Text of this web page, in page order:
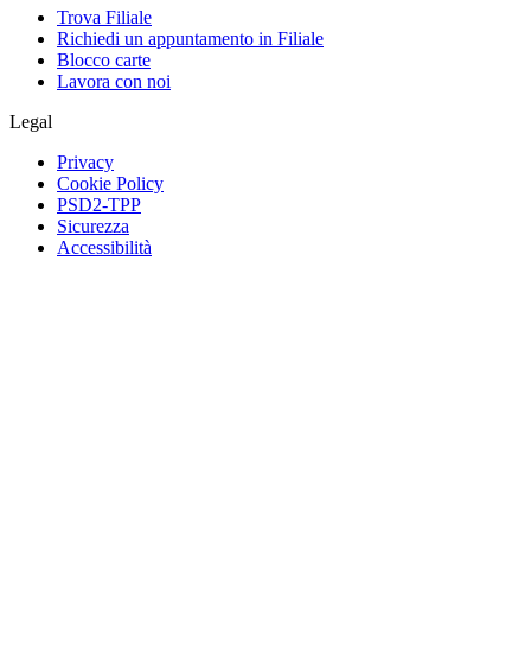
Trova Filiale
Richiedi un appuntamento in Filiale
Blocco carte
Lavora con noi
Legal
Privacy
Cookie Policy
PSD2-TPP
Sicurezza
Accessibilità